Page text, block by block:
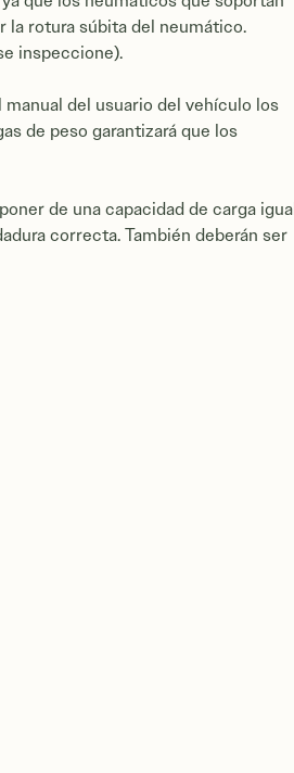
la rotura súbita del neumático.
inspeccione).
del usuario del vehículo los
de peso garantizará que los
de una capacidad de carga
correcta. También deberán ser